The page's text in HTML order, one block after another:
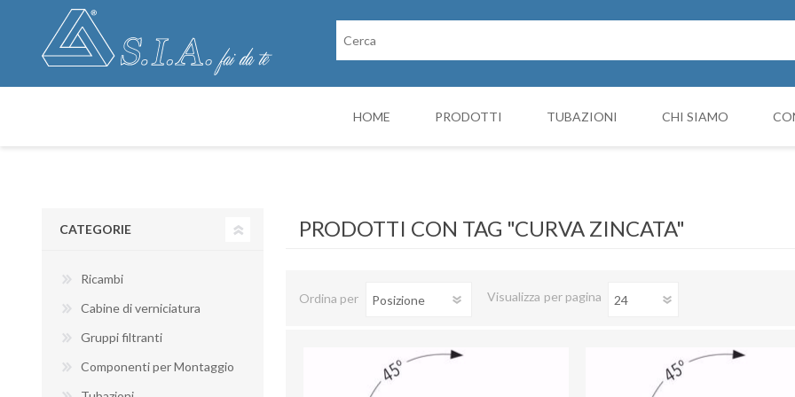
HOME PRODOTTI TUBAZIONI
Giunto Antivibrante
CHI SIAMO
PRODOTTI CON TAG "CURVA ZINCATA"
Ordina per Visualizza per pagina
CATEGORIE
Ricambi
Cabine di verniciatura
Gruppi filtranti
Componenti per Montaggio